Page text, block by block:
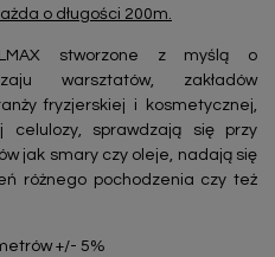
o długości 200m.
stworzone z myślą o
warsztatów, zakładów
fryzjerskiej i kosmetycznej,
celulozy, sprawdzają się przy
jak smary czy oleje, nadają się
różnego pochodzenia czy też
+/- 5%